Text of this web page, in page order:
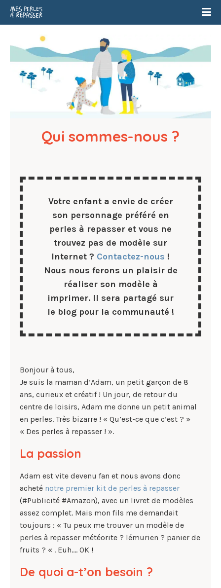
Qui sommes-nous ?
Votre enfant a envie de créer
son personnage préféré en
perles à repasser et vous ne
trouvez pas de modèle sur
Internet ? Contactez-nous !
Nous nous ferons un plaisir de
réaliser son modèle à
imprimer. Il sera partagé sur
le blog pour la communauté !
Bonjour à tous,
Je suis la maman d’Adam, un petit garçon de 8
ans, curieux et créatif ! Un jour, de retour du
centre de loisirs, Adam me donne un petit animal
en perles. Très bizarre ! « Qu’est-ce que c’est ? »
« Des perles à repasser ! ».
La passion
Adam est vite devenu fan et nous avons donc
acheté notre premier kit de perles à repasser
(#Publicité #Amazon), avec un livret de modèles
assez complet. Mais mon fils me demandait
toujours : « Tu peux me trouver un modèle de
perles à repasser météorite ? lémurien ? panier de
fruits ? « . Euh…. OK !
De quoi a-t’on besoin ?